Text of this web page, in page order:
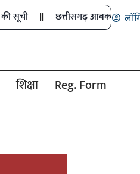
छत्तीसगढ़ आबकारी विभाग की बड़ी
शिक्षा Reg. Form